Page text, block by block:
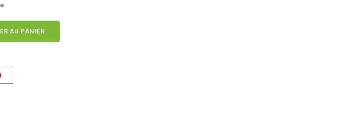
AU PANIER